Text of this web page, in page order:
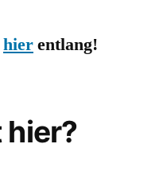
hierentlang!